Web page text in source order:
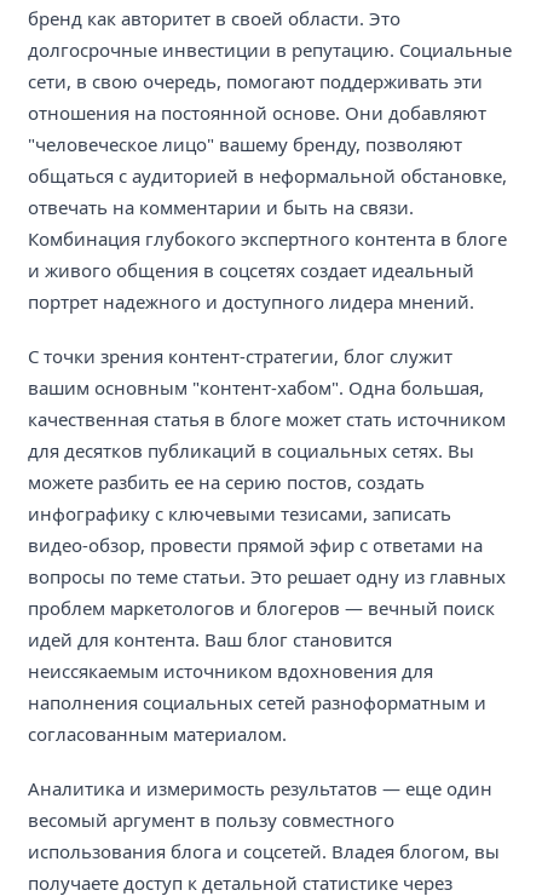
бренд как авторитет в своей области. Это
долгосрочные инвестиции в репутацию. Социальные
сети, в свою очередь, помогают поддерживать эти
отношения на постоянной основе. Они добавляют
"человеческое лицо" вашему бренду, позволяют
общаться с аудиторией в неформальной обстановке,
отвечать на комментарии и быть на связи.
Комбинация глубокого экспертного контента в блоге
и живого общения в соцсетях создает идеальный
портрет надежного и доступного лидера мнений.
С точки зрения контент-стратегии, блог служит
вашим основным "контент-хабом". Одна большая,
качественная статья в блоге может стать источником
для десятков публикаций в социальных сетях. Вы
можете разбить ее на серию постов, создать
инфографику с ключевыми тезисами, записать
видео-обзор, провести прямой эфир с ответами на
вопросы по теме статьи. Это решает одну из главных
проблем маркетологов и блогеров — вечный поиск
идей для контента. Ваш блог становится
неиссякаемым источником вдохновения для
наполнения социальных сетей разноформатным и
согласованным материалом.
Аналитика и измеримость результатов — еще один
весомый аргумент в пользу совместного
использования блога и соцсетей. Владея блогом, вы
получаете доступ к детальной статистике через